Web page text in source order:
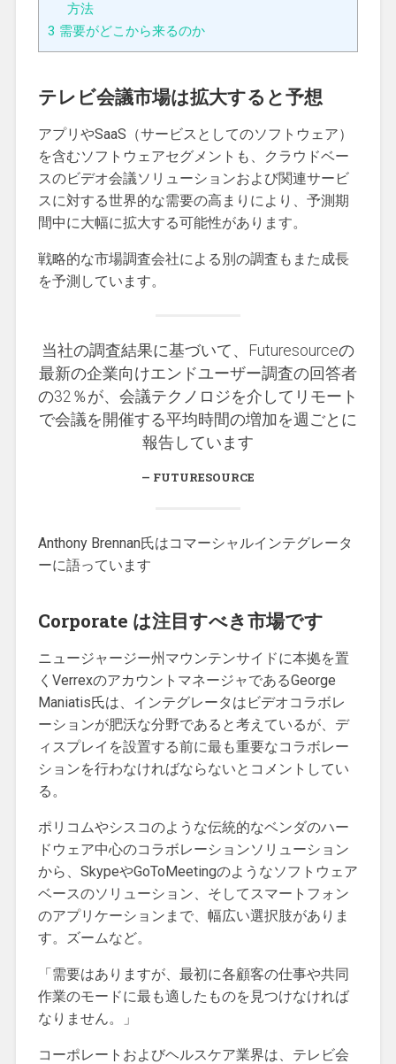
方法
3 需要がどこから来るのか
テレビ会議市場は拡大すると予想
アプリやSaaS（サービスとしてのソフトウェア）
を含むソフトウェアセグメントも、クラウドベー
スのビデオ会議ソリューションおよび関連サービ
スに対する世界的な需要の高まりにより、予測期
間中に大幅に拡大する可能性があります。
戦略的な市場調査会社による別の調査もまた成長
を予測しています。
当社の調査結果に基づいて、Futuresourceの
最新の企業向けエンドユーザー調査の回答者
の32％が、会議テクノロジを介してリモート
で会議を開催する平均時間の増加を週ごとに
報告しています
FUTURESOURCE
Anthony Brennan氏はコマーシャルインテグレータ
ーに語っています
Corporate は注目すべき市場です
ニュージャージー州マウンテンサイドに本拠を置
くVerrexのアカウントマネージャであるGeorge
Maniatis氏は、インテグレータはビデオコラボレ
ーションが肥沃な分野であると考えているが、デ
ィスプレイを設置する前に最も重要なコラボレー
ションを行わなければならないとコメントしてい
る。
ポリコムやシスコのような伝統的なベンダのハー
ドウェア中心のコラボレーションソリューション
から、SkypeやGoToMeetingのようなソフトウェア
ベースのソリューション、そしてスマートフォン
のアプリケーションまで、幅広い選択肢がありま
す。ズームなど。
「需要はありますが、最初に各顧客の仕事や共同
作業のモードに最も適したものを見つけなければ
なりません。」
コーポレートおよびヘルスケア業界は、テレビ会